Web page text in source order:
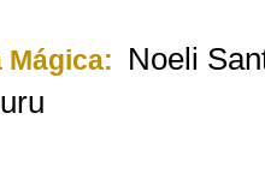
Mágica: Noeli